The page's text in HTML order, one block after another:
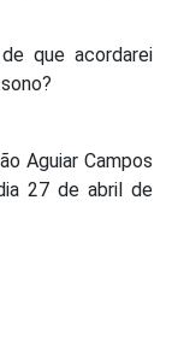
que acordarei
Aguiar Campos
27 de abril de